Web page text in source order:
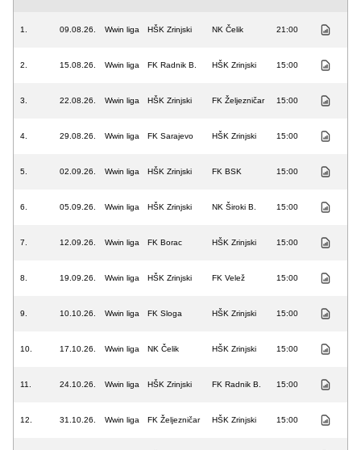
1. 09.08.26. Wwin liga HŠK Zrinjski NK Čelik 21:00
2. 15.08.26. Wwin liga FK Radnik B. HŠK Zrinjski 15:00
3. 22.08.26. Wwin liga HŠK Zrinjski FK Željezničar 15:00
4. 29.08.26. Wwin liga FK Sarajevo HŠK Zrinjski 15:00
5. 02.09.26. Wwin liga HŠK Zrinjski FK BSK 15:00
6. 05.09.26. Wwin liga HŠK Zrinjski NK Široki B. 15:00
7. 12.09.26. Wwin liga FK Borac HŠK Zrinjski 15:00
8. 19.09.26. Wwin liga HŠK Zrinjski FK Velež 15:00
9. 10.10.26. Wwin liga FK Sloga HŠK Zrinjski 15:00
10. 17.10.26. Wwin liga NK Čelik HŠK Zrinjski 15:00
11. 24.10.26. Wwin liga HŠK Zrinjski FK Radnik B. 15:00
12. 31.10.26. Wwin liga FK Željezničar HŠK Zrinjski 15:00